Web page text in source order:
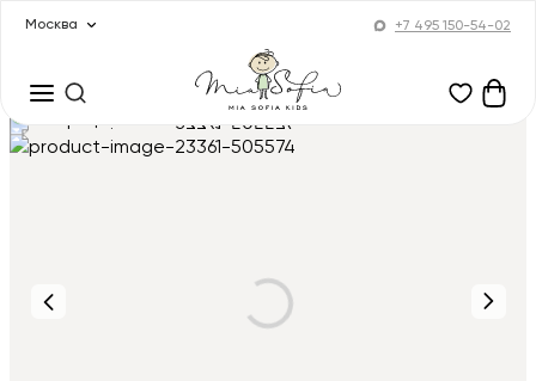
Москва +7 495 150-54-02